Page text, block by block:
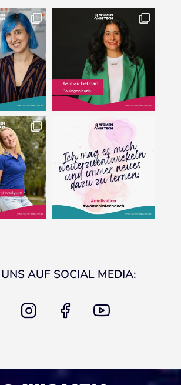
AUF SOCIAL MEDIA:
linkedin instagram